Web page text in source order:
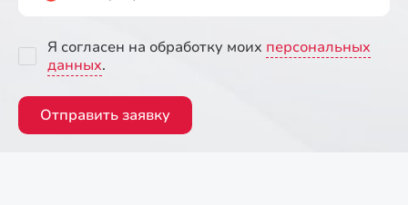
Я согласен на обработку моих персональных
данных.
Отправить заявку